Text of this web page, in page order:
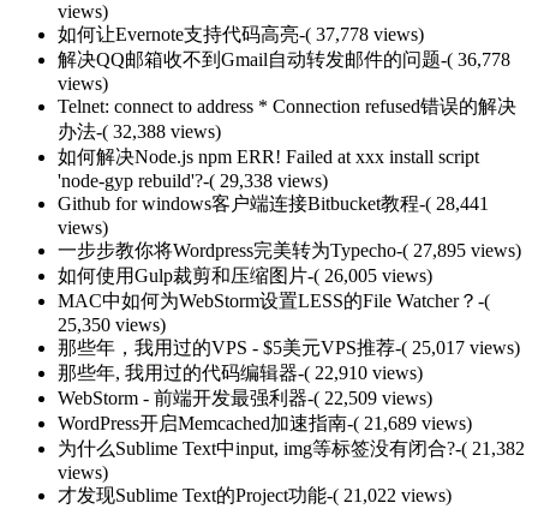
views)
如何让Evernote支持代码高亮-( 37,778 views)
解决QQ邮箱收不到Gmail自动转发邮件的问题-( 36,778
views)
Telnet: connect to address * Connection refused错误的解决
办法-( 32,388 views)
如何解决Node.js npm ERR! Failed at xxx install script
'node-gyp rebuild'?-( 29,338 views)
Github for windows客户端连接Bitbucket教程-( 28,441
views)
一步步教你将Wordpress完美转为Typecho-( 27,895 views)
如何使用Gulp裁剪和压缩图片-( 26,005 views)
MAC中如何为WebStorm设置LESS的File Watcher？ -(
25,350 views)
那些年，我用过的VPS - $5美元VPS推荐-( 25,017 views)
那些年, 我用过的代码编辑器-( 22,910 views)
WebStorm - 前端开发最强利器-( 22,509 views)
WordPress开启Memcached加速指南-( 21,689 views)
为什么Sublime Text中input, img等标签没有闭合?-( 21,382
views)
才发现Sublime Text的Project功能-( 21,022 views)